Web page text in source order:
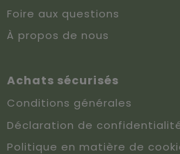
Foire aux questions
À propos de nous
Achats sécurisés
Conditions générales
Déclaration de
Politique en matière de